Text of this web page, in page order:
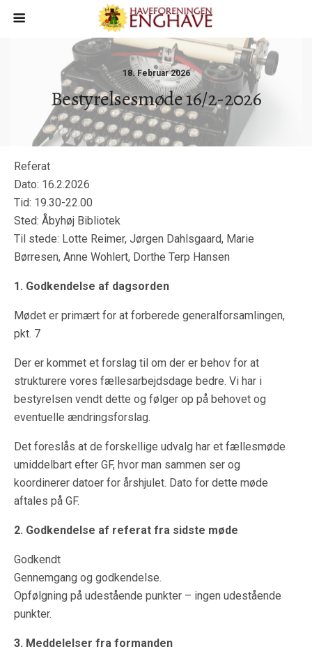
18. Februar 2026
Bestyrelsesmøde 16/2-2026
Referat
Dato: 16.2.2026
Tid: 19.30-22.00
Sted: Åbyhøj Bibliotek
Til stede: Lotte Reimer, Jørgen Dahlsgaard, Marie
Børresen, Anne Wohlert, Dorthe Terp Hansen
1. Godkendelse af dagsorden
Mødet er primært for at forberede generalforsamlingen,
pkt. 7
Der er kommet et forslag til om der er behov for at
strukturere vores fællesarbejdsdage bedre. Vi har i
bestyrelsen vendt dette og følger op på behovet og
eventuelle ændringsforslag.
Det foreslås at de forskellige udvalg har et fællesmøde
umiddelbart efter GF, hvor man sammen ser og
koordinerer datoer for årshjulet. Dato for dette møde
aftales på GF.
2. Godkendelse af referat fra sidste møde
Godkendt
Gennemgang og godkendelse.
Opfølgning på udestående punkter – ingen udestående
punkter.
3. Meddelelser fra formanden